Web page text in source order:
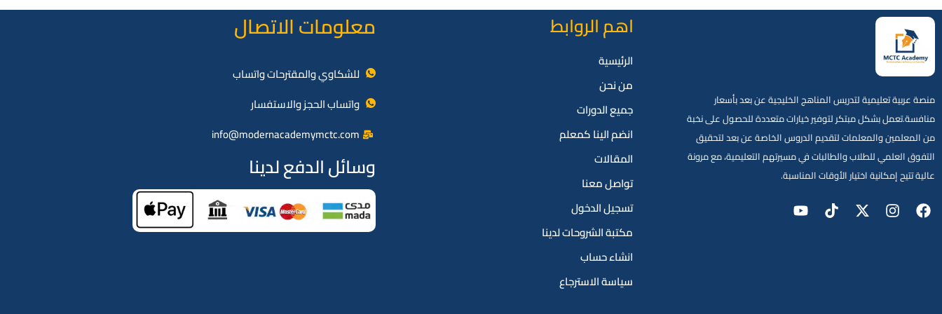
منصة عربية تعليمية لتدريس المناهج الخليجية عن بعد بأسعار
منافسة.تعمل بشكل مبتكر لتوفير خيارات متعددة للحصول على نخبة
من المعلمين والمعلمات لتقديم الدروس الخاصة عن بعد لتحقيق
التفوق العلمي للطلاب والطالبات في مسيرتهم التعليمية، مع مرونة
عالية تتيح إمكانية اختيار الأوقات المناسبة.
اهم الروابط
الرئيسية
من نحن
جميع الدورات
انضم الينا كمعلم
المقالات
تواصل معنا
تسجيل الدخول
مكتبة الشروحات لدينا
انشاء حساب
سياسة الاسترجاع
معلومات الاتصال
للشكاوي والمقترحات واتساب
واتساب الحجز والاستفسار
info@modernacademymctc.com
وسائل الدفع لدينا